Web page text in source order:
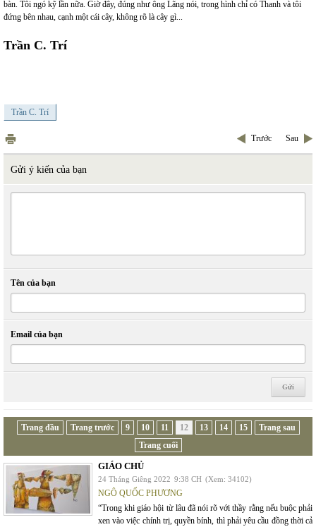
bàn. Tôi ngó kỹ lần nữa. Giờ đây, đúng như ông Lãng nói, trong hình chỉ có Thanh và tôi
đứng bên nhau, cạnh một cái cây, không rõ là cây gì...
Trần C. Trí
Trần C. Trí
Trước Sau
Gửi ý kiến của bạn
Tên của bạn
Email của bạn
Trang đầu Trang trước 9 10 11 12 13 14 15
Trang sau
Trang cuối
GIÁO CHỦ
24 Tháng Giêng 2022 9:38 CH (Xem: 34102)
NGÔ QUỐC PHƯƠNG
“Trong khi giáo hội từ lâu đã nói rõ với thầy rằng nếu buộc phải
xen vào việc chính trị, quyền bính, thì phải yêu cầu đồng thời cả